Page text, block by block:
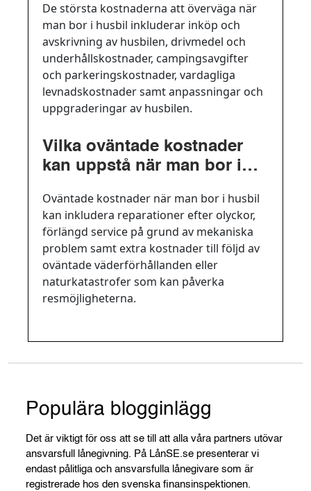
De största kostnaderna att överväga när
man bor i husbil inkluderar inköp och
avskrivning av husbilen, drivmedel och
underhållskostnader, campingsavgifter
och parkeringskostnader, vardagliga
levnadskostnader samt anpassningar och
uppgraderingar av husbilen.
Vilka oväntade kostnader
kan uppstå när man bor i
Oväntade kostnader när man bor i husbil
kan inkludera reparationer efter olyckor,
förlängd service på grund av mekaniska
problem samt extra kostnader till följd av
oväntade väderförhållanden eller
naturkatastrofer som kan påverka
resmöjligheterna.
Populära blogginlägg
Det är viktigt för oss att se till att alla våra partners utövar
ansvarsfull lånegivning. På LånSE.se presenterar vi
endast pålitliga och ansvarsfulla lånegivare som är
registrerade hos den svenska finansinspektionen.